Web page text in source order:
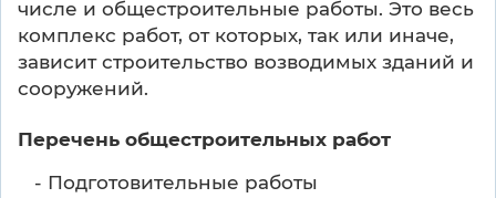
числе и общестроительные работы. Это весь
комплекс работ, от которых, так или иначе,
зависит строительство возводимых зданий и
сооружений.
Перечень общестроительных работ
Подготовительные работы